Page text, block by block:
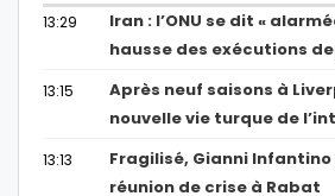
13:29
Iran : l’ONU se dit «
hausse des exécutions
13:15
Après neuf saisons à
nouvelle vie turque de
13:13
Fragilisé, Gianni
réunion de crise à Rabat